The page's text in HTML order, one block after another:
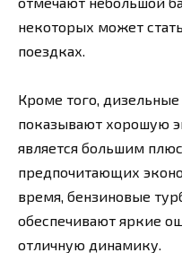
некоторых может
поездках.
Кроме того, дизельные
показывают хорошую
является большим
предпочитающих
время, бензиновые
обеспечивают яркие
отличную динамику.